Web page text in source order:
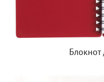
Блокнот